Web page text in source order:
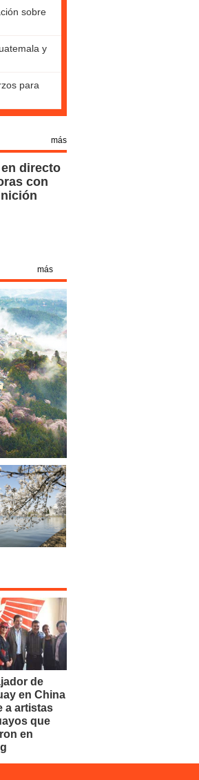
sobre
y
para
más
directo
con
más
de
en China
a artistas
que
en